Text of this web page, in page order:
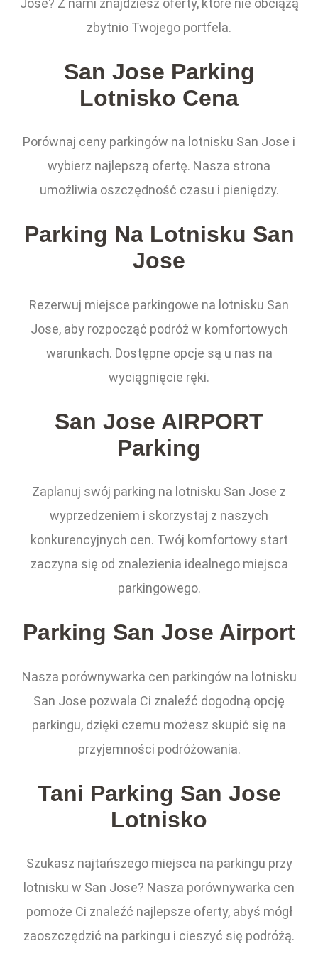
zbytnio Twojego portfela.
San Jose Parking
Lotnisko Cena
Porównaj ceny parkingów na lotnisku San Jose i
wybierz najlepszą ofertę. Nasza strona
umożliwia oszczędność czasu i pieniędzy.
Parking Na Lotnisku San
Jose
Rezerwuj miejsce parkingowe na lotnisku San
Jose, aby rozpocząć podróż w komfortowych
warunkach. Dostępne opcje są u nas na
wyciągnięcie ręki.
San Jose AIRPORT
Parking
Zaplanuj swój parking na lotnisku San Jose z
wyprzedzeniem i skorzystaj z naszych
konkurencyjnych cen. Twój komfortowy start
zaczyna się od znalezienia idealnego miejsca
parkingowego.
Parking San Jose Airport
Nasza porównywarka cen parkingów na lotnisku
San Jose pozwala Ci znaleźć dogodną opcję
parkingu, dzięki czemu możesz skupić się na
przyjemności podróżowania.
Tani Parking San Jose
Lotnisko
Szukasz najtańszego miejsca na parkingu przy
lotnisku w San Jose? Nasza porównywarka cen
pomoże Ci znaleźć najlepsze oferty, abyś mógł
zaoszczędzić na parkingu i cieszyć się podróżą.